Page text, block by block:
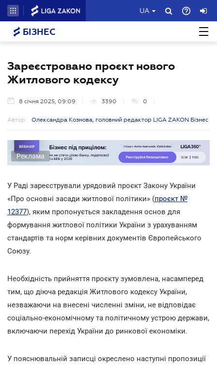
UA
БІЗНЕС
Зареєстровано проєкт нового
Житлового кодексу
8 січня 2025, 09:09 3390 0
Автор: Олександра Кознова, головний редактор LIGA ZAKON Бізнес
Реклама
У Раді зареєстрували урядовий проєкт Закону України
«Про основні засади житлової політики» (проєкт №
12377), яким пропонується закладення основ для
формування житлової політики України з урахуванням
стандартів та норм керівних документів Європейського
Союзу.
Необхідність прийняття проєкту зумовлена, насамперед
тим, що діюча редакція Житлового кодексу України,
незважаючи на внесені численні зміни, не відповідає
соціально-економічному та політичному устрою держави,
включаючи перехід України до ринкової економіки.
У пояснювальній записці окреслено наступні пропозиції